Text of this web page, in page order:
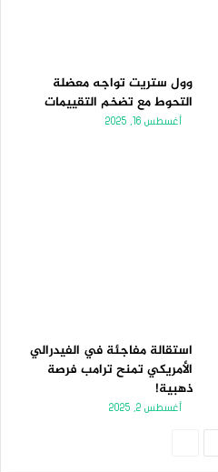
وول ستريت تواجه معضلة
التحوط مع تضخم التقييمات
أغسطس 16, 2025
استقالة مفاجئة في الفيدرالي
الأمريكي تمنح ترامب فرصة
ذهبية!
أغسطس 2, 2025